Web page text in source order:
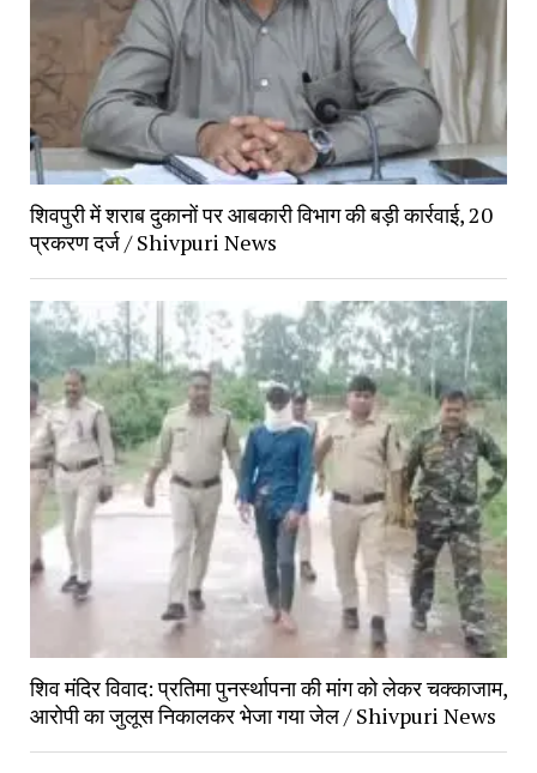
शिवपुरी में शराब दुकानों पर आबकारी विभाग की बड़ी कार्रवाई, 20
प्रकरण दर्ज / Shivpuri News
शिव मंदिर विवाद: प्रतिमा पुनर्स्थापना की मांग को लेकर चक्काजाम,
आरोपी का जुलूस निकालकर भेजा गया जेल / Shivpuri News